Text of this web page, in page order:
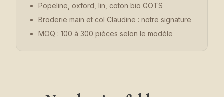
Popeline, oxford, lin, coton bio GOTS
Broderie main et col Claudine : notre signature
MOQ : 100 à 300 pièces selon le modèle